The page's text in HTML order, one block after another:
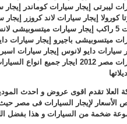
ليبرتى إيجار سيارات كوماندر إيجار
كورولا إيجار سيارات لاند كروزر إيجار
راكب إيجار سيارات ميتسوبيشى
ميتسوبيشى باجيرو إيجار سيارات
سيارات دايو لانوس إيجار سيارات
سيارات مصر 2012 ايجار جميع انواع
العلا تقدم اقوى عروض و احدث
الأسعار لإيجار السيارات فى مصر
ضخمة من السيارات و هذا بفضل